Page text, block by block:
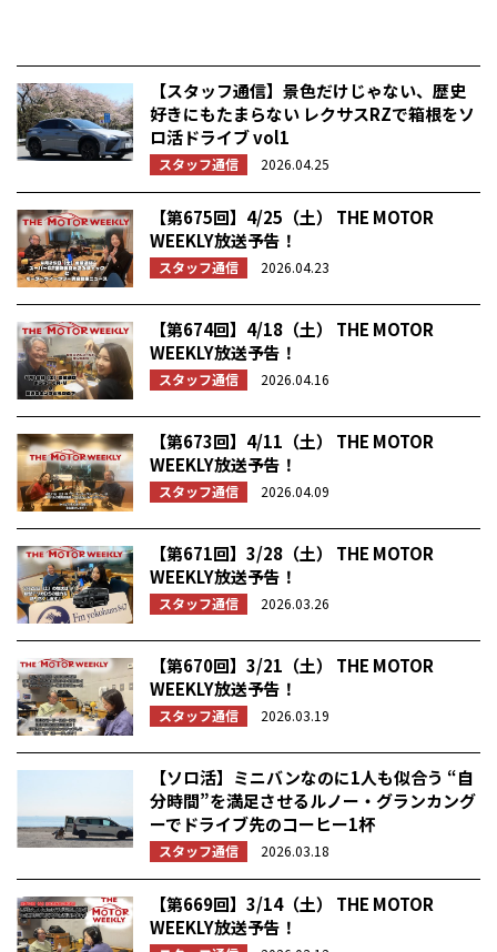
【スタッフ通信】景色だけじゃない、歴史
好きにもたまらない レクサスRZで箱根をソ
ロ活ドライブ vol1
スタッフ通信 2026.04.25
【第675回】4/25（土） THE MOTOR
WEEKLY放送予告！
スタッフ通信 2026.04.23
【第674回】4/18（土） THE MOTOR
WEEKLY放送予告！
スタッフ通信 2026.04.16
【第673回】4/11（土） THE MOTOR
WEEKLY放送予告！
スタッフ通信 2026.04.09
【第671回】3/28（土） THE MOTOR
WEEKLY放送予告！
スタッフ通信 2026.03.26
【第670回】3/21（土） THE MOTOR
WEEKLY放送予告！
スタッフ通信 2026.03.19
【ソロ活】ミニバンなのに1人も似合う “自
分時間”を満足させるルノー・グランカング
ーでドライブ先のコーヒー1杯
スタッフ通信 2026.03.18
【第669回】3/14（土） THE MOTOR
WEEKLY放送予告！